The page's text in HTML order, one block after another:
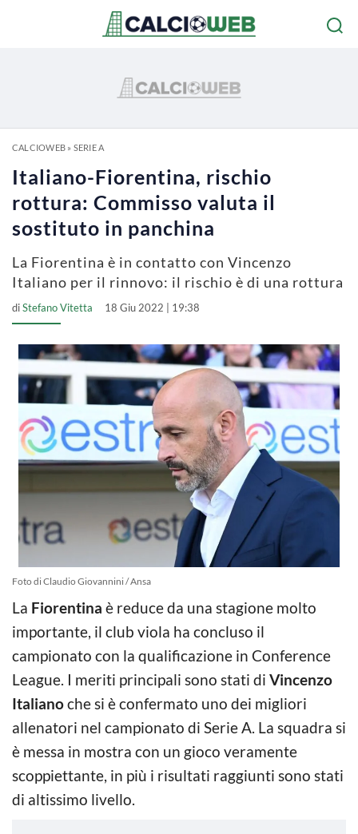
CALCIOWEB» SERIE A
Italiano-Fiorentina, rischio
rottura: Commisso valuta il
sostituto in panchina
La Fiorentina è in contatto con Vincenzo
Italiano per il rinnovo: il rischio è di una rottura
diStefano Vitetta 18 Giu 2022 | 19:38
Foto di Claudio Giovannini / Ansa
La Fiorentina è reduce da una stagione molto
importante, il club viola ha concluso il
campionato con la qualificazione in Conference
League. I meriti principali sono stati di Vincenzo
Italianoche si è confermato uno dei migliori
allenatori nel campionato di Serie A. La squadra si
è messa in mostra con un gioco veramente
scoppiettante, in più i risultati raggiunti sono stati
di altissimo livello.